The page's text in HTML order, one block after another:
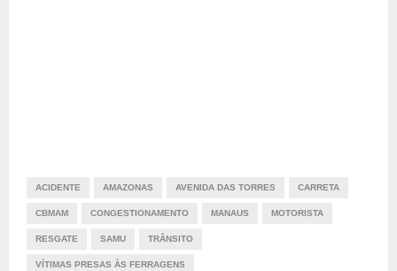
ACIDENTE AMAZONAS AVENIDA DAS TORRES CARRETA
CBMAM CONGESTIONAMENTO MANAUS MOTORISTA
RESGATE SAMU TRÂNSITO
VÍTIMAS PRESAS ÀS FERRAGENS